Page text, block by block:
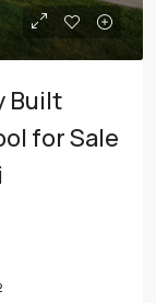
Built
for Sale